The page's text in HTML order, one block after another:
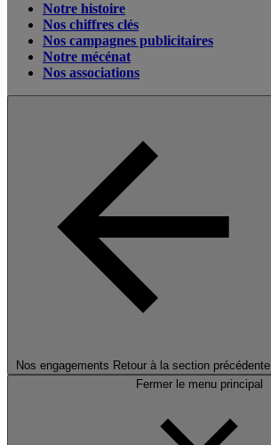
Notre histoire
Nos chiffres clés
Nos campagnes publicitaires
Notre mécénat
Nos associations
Nos engagements Retour à la section précédente
Fermer le menu principal